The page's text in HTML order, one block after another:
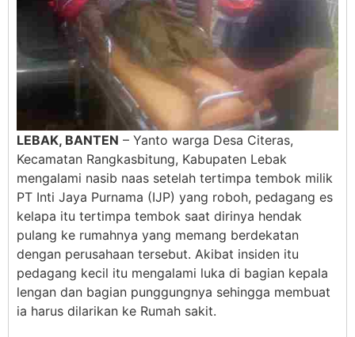
LEBAK, BANTEN – Yanto warga Desa Citeras,
Kecamatan Rangkasbitung, Kabupaten Lebak
mengalami nasib naas setelah tertimpa tembok milik
PT Inti Jaya Purnama (IJP) yang roboh, pedagang es
kelapa itu tertimpa tembok saat dirinya hendak
pulang ke rumahnya yang memang berdekatan
dengan perusahaan tersebut. Akibat insiden itu
pedagang kecil itu mengalami luka di bagian kepala
lengan dan bagian punggungnya sehingga membuat
ia harus dilarikan ke Rumah sakit.